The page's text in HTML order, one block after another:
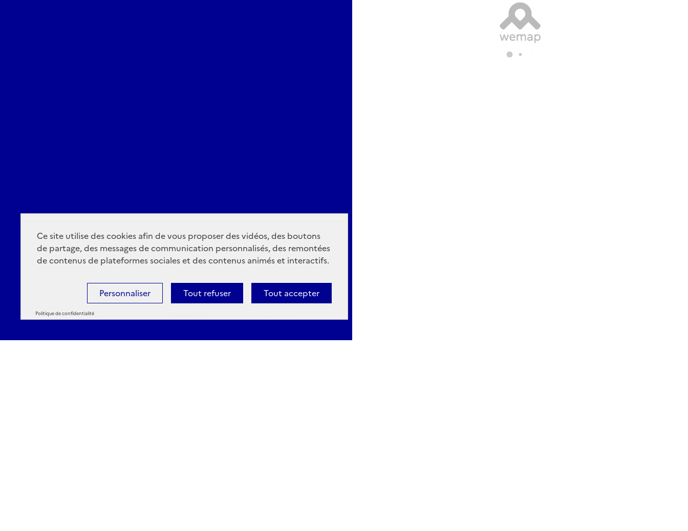
Ce site utilise des cookies afin de vous proposer des vidéos, des boutons
de partage, des messages de communication personnalisés, des remontées
de contenus de plateformes sociales et des contenus animés et interactifs.
Tout accepter
Tout refuser
Personnaliser
Politique de confidentialité